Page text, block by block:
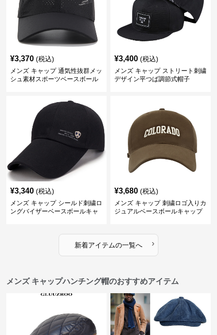
¥3,370 (税込)
メンズ キャップ 通気性抜群メッ
シュ素材スポーツベースボール
¥3,400 (税込)
メンズ キャップ ストリート刺繍
デザイン平つば調節式帽子
¥3,340 (税込)
メンズ キャップ シールド刺繍ロ
ングバイザーベースボールキャ
¥3,680 (税込)
メンズ キャップ 刺繍ロゴ入りカ
ジュアルベースボールキャップ
新着アイテムの一覧へ ›
メンズ キャップハンチング帽のおすすめアイテム